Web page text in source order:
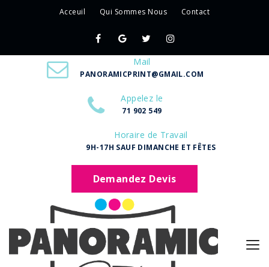
Acceuil Qui Sommes Nous Contact
Mail
PANORAMICPRINT@GMAIL.COM
Appelez le
71 902 549
Horaire de Travail
9H-17H SAUF DIMANCHE ET FÊTES
Demandez Devis